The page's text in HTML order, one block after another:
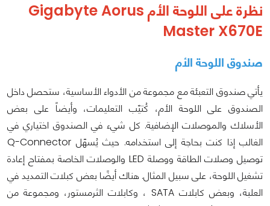
نظرة على اللوحة الأم Gigabyte Aorus
Master X670E
صندوق اللوحة الأم
يأتي صندوق التعبئة مع مجموعة من الأدواء الأساسية، ستحصل داخل
الصندوق على اللوحة الأم، كُتيّب التعليمات، وأيضاً على بعض
الأسلاك والموصلات الإضافية. كل شيء في الصندوق اختياري في
الغالب إذا كنت بحاجة إلى استخدامه. حيث يُسهّل Q-Connector
توصيل وصلات الطاقة ووصلة LED والوصلات الخاصة بمفتاح إعادة
تشغيل اللوحة، على سبيل المثال. هناك أيضًا بعض كبلات التمديد في
العلبة، وبعض كابلات SATA ، وكابلات الثرمستور، ومجموعة من